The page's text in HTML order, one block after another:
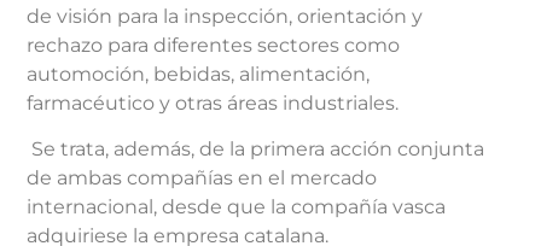
de visión para la inspección, orientación y
rechazo para diferentes sectores como
automoción, bebidas, alimentación,
farmacéutico y otras áreas industriales.
Se trata, además, de la primera acción conjunta
de ambas compañías en el mercado
internacional, desde que la compañía vasca
adquiriese la empresa catalana.